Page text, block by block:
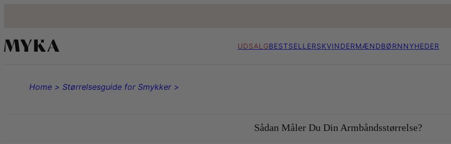
UDSALGBESTSELLERSKVINDERMÆNDBØRNNYHEDER
Home > Størrelsesguide for Smykker >
Sådan Måler Du Din Armbåndsstørrelse?